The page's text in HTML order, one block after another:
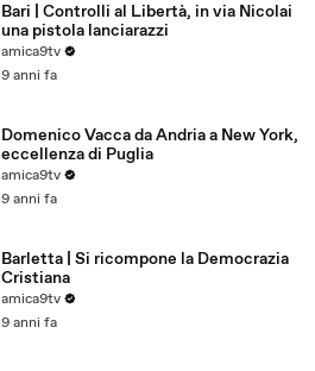
Bari | Controlli al Libertà, in via Nicolai
una pistola lanciarazzi
amica9tv
9 anni fa
Domenico Vacca da Andria a New York,
eccellenza di Puglia
amica9tv
9 anni fa
Barletta | Si ricompone la Democrazia
Cristiana
amica9tv
9 anni fa